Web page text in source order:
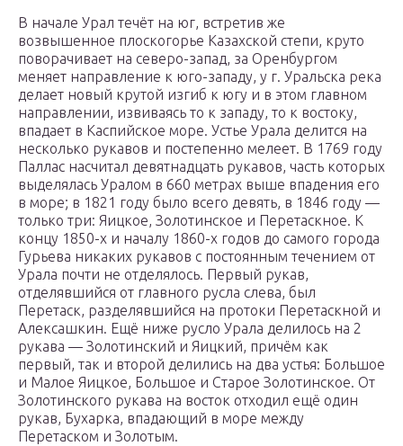
В начале Урал течёт на юг, встретив же
возвышенное плоскогорье Казахской степи, круто
поворачивает на северо-запад, за Оренбургом
меняет направление к юго-западу, у г. Уральска река
делает новый крутой изгиб к югу и в этом главном
направлении, извиваясь то к западу, то к востоку,
впадает в Каспийское море. Устье Урала делится на
несколько рукавов и постепенно мелеет. В 1769 году
Паллас насчитал девятнадцать рукавов, часть которых
выделялась Уралом в 660 метрах выше впадения его
в море; в 1821 году было всего девять, в 1846 году —
только три: Яицкое, Золотинское и Перетаскное. К
концу 1850-х и началу 1860-х годов до самого города
Гурьева никаких рукавов с постоянным течением от
Урала почти не отделялось. Первый рукав,
отделявшийся от главного русла слева, был
Перетаск, разделявшийся на протоки Перетаскной и
Алексашкин. Ещё ниже русло Урала делилось на 2
рукава — Золотинский и Яицкий, причём как
первый, так и второй делились на два устья: Большое
и Малое Яицкое, Большое и Старое Золотинское. От
Золотинского рукава на восток отходил ещё один
рукав, Бухарка, впадающий в море между
Перетаском и Золотым.